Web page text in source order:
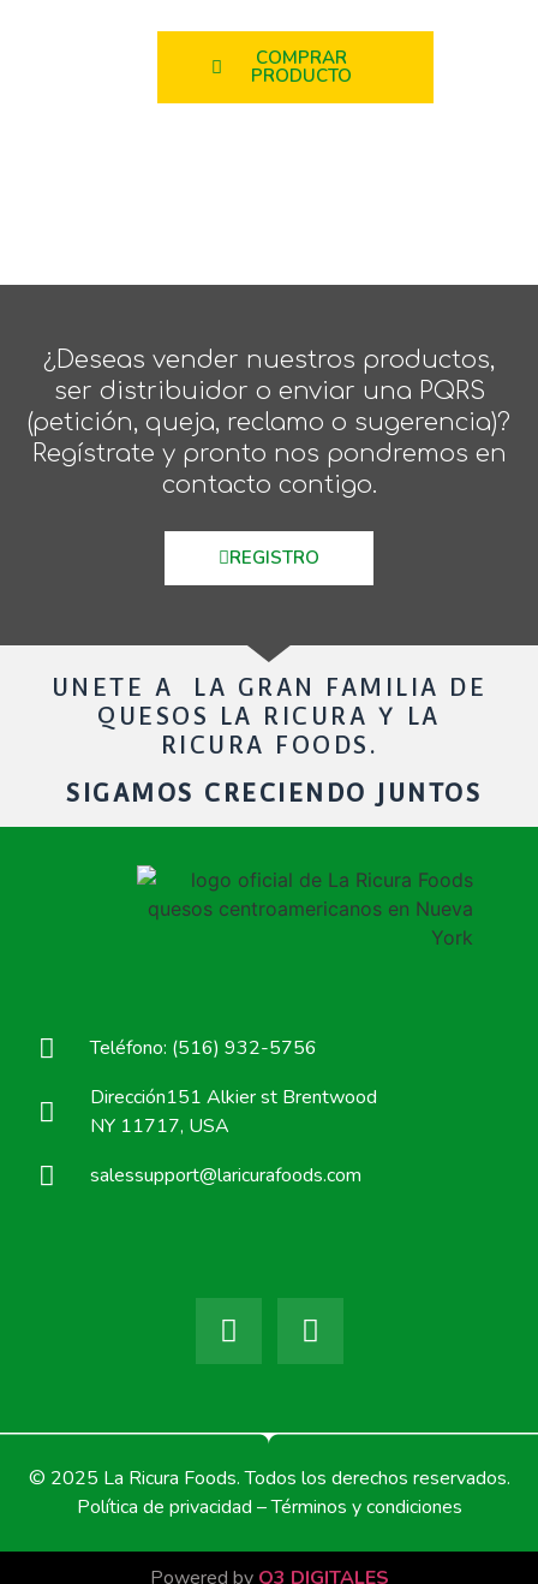
COMPRAR
PRODUCTO
¿Deseas vender nuestros productos,
ser distribuidor o enviar una PQRS
(petición, queja, reclamo o sugerencia)?
Regístrate y pronto nos pondremos en
contacto contigo.
REGISTRO
UNETE A LA GRAN FAMILIA DE
QUESOS LA RICURA Y LA
RICURA FOODS.
SIGAMOS CRECIENDO JUNTOS
Teléfono: (516) 932-5756
Dirección151 Alkier st Brentwood
NY 11717, USA
salessupport@laricurafoods.com
© 2025 La Ricura Foods. Todos los derechos reservados.
Política de privacidad – Términos y condiciones
Powered by Q3 DIGITALES